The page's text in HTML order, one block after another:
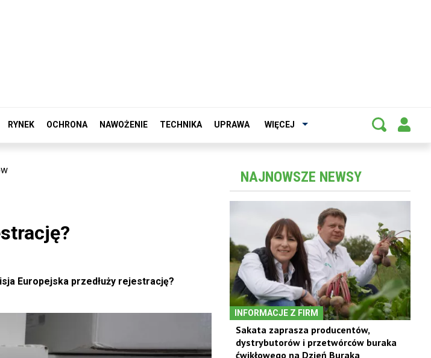
RYNEK OCHRONA NAWOŻENIE TECHNIKA UPRAWA WIĘCEJ
Europejska przedłuży rejestrację?
NAJNOWSZE NEWSY
INFORMACJE Z FIRM
Sakata zaprasza producentów,
dystrybutorów i przetwórców buraka
ćwikłowego na Dzień Buraka